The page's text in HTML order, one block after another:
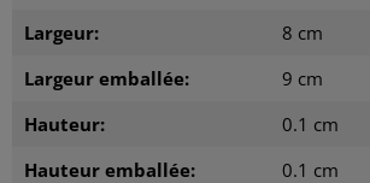
Largeur:
8 cm
Largeur emballée:
9 cm
Hauteur:
0.1 cm
Hauteur emballée:
0.1 cm